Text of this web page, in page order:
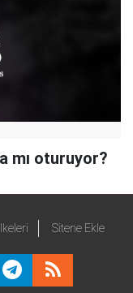
mı oturuyor?
Sitene Ekle